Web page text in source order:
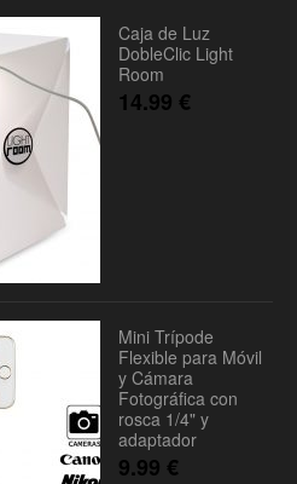
Caja de Luz
DobleClic Light
Room
14.99 €
Mini Trípode
Flexible para Móvil
y Cámara
Fotográfica con
rosca 1/4" y
adaptador
9.99 €